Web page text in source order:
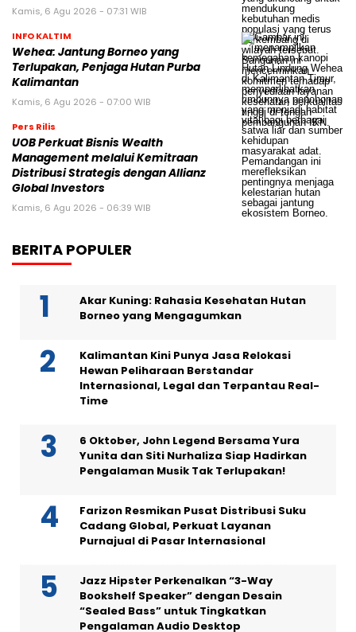
Kamis, 6 Agu 2026 - 07:31 WIB
INFO KALTIM
Wehea: Jantung Borneo yang
Terlupakan, Penjaga Hutan Purba
Kalimantan
Kamis, 6 Agu 2026 - 07:00 WIB
Pers Rilis
UOB Perkuat Bisnis Wealth
Management melalui Kemitraan
Distribusi Strategis dengan Allianz
Global Investors
Kamis, 6 Agu 2026 - 06:39 WIB
BERITA POPULER
Akar Kuning: Rahasia Kesehatan Hutan
Borneo yang Mengagumkan
Kalimantan Kini Punya Jasa Relokasi
Hewan Peliharaan Berstandar
Internasional, Legal dan Terpantau Real-
Time
6 Oktober, John Legend Bersama Yura
Yunita dan Siti Nurhaliza Siap Hadirkan
Pengalaman Musik Tak Terlupakan!
Farizon Resmikan Pusat Distribusi Suku
Cadang Global, Perkuat Layanan
Purnajual di Pasar Internasional
Jazz Hipster Perkenalkan “3-Way
Bookshelf Speaker” dengan Desain
“Sealed Bass” untuk Tingkatkan
Pengalaman Audio Desktop